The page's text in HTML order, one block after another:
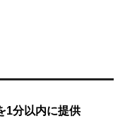
1分以内に提供